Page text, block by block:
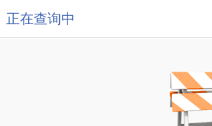
正在查询中